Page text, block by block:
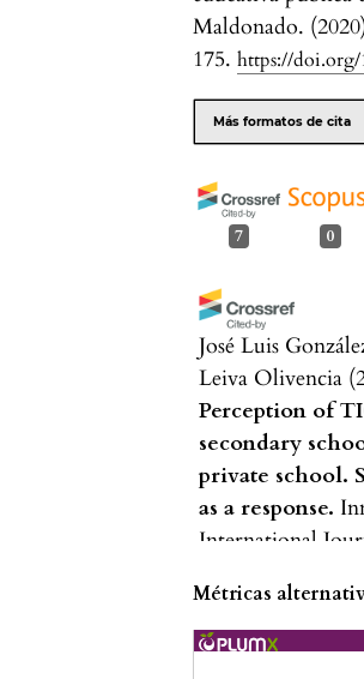
Maldonado.
175.https://doi.org/
Más formatos de cita
7 0
José Luis
Leiva Olivencia
Perception of
secondary
private school.
as a response.
International
10.24310/
Métricas